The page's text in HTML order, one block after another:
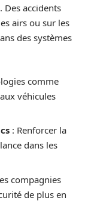
Des accidents
airs ou sur les
des systèmes
comme
véhicules
: Renforcer la
dans les
compagnies
de plus en